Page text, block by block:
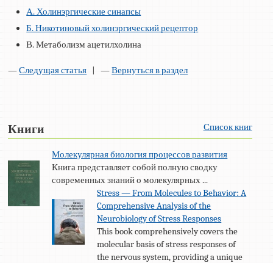
А. Холинэргические синапсы
Б. Никотиновый холинэргический рецептор
В. Метаболизм ацетилхолина
—Следущая статья | —Вернуться в раздел
Книги Список книг
Молекулярная биология процессов развития
Книга представляет собой полную сводку
современных знаний о молекулярных ...
Stress — From Molecules to Behavior: A
Comprehensive Analysis of the
Neurobiology of Stress Responses
This book comprehensively covers the
molecular basis of stress responses of
the nervous system, providing a unique